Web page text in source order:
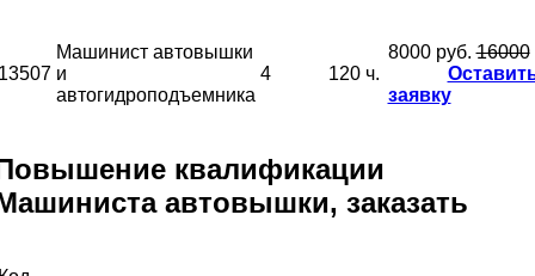
Машинист автовышки
и
автогидроподъемника
4 120 ч.
8000 руб.16000
заявку
квалификации
автовышки, заказать